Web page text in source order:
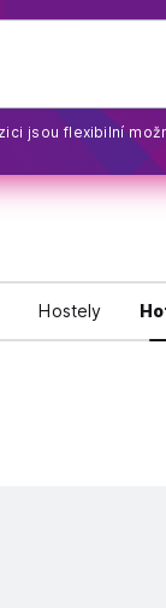
jsou flexibilní
Hostely